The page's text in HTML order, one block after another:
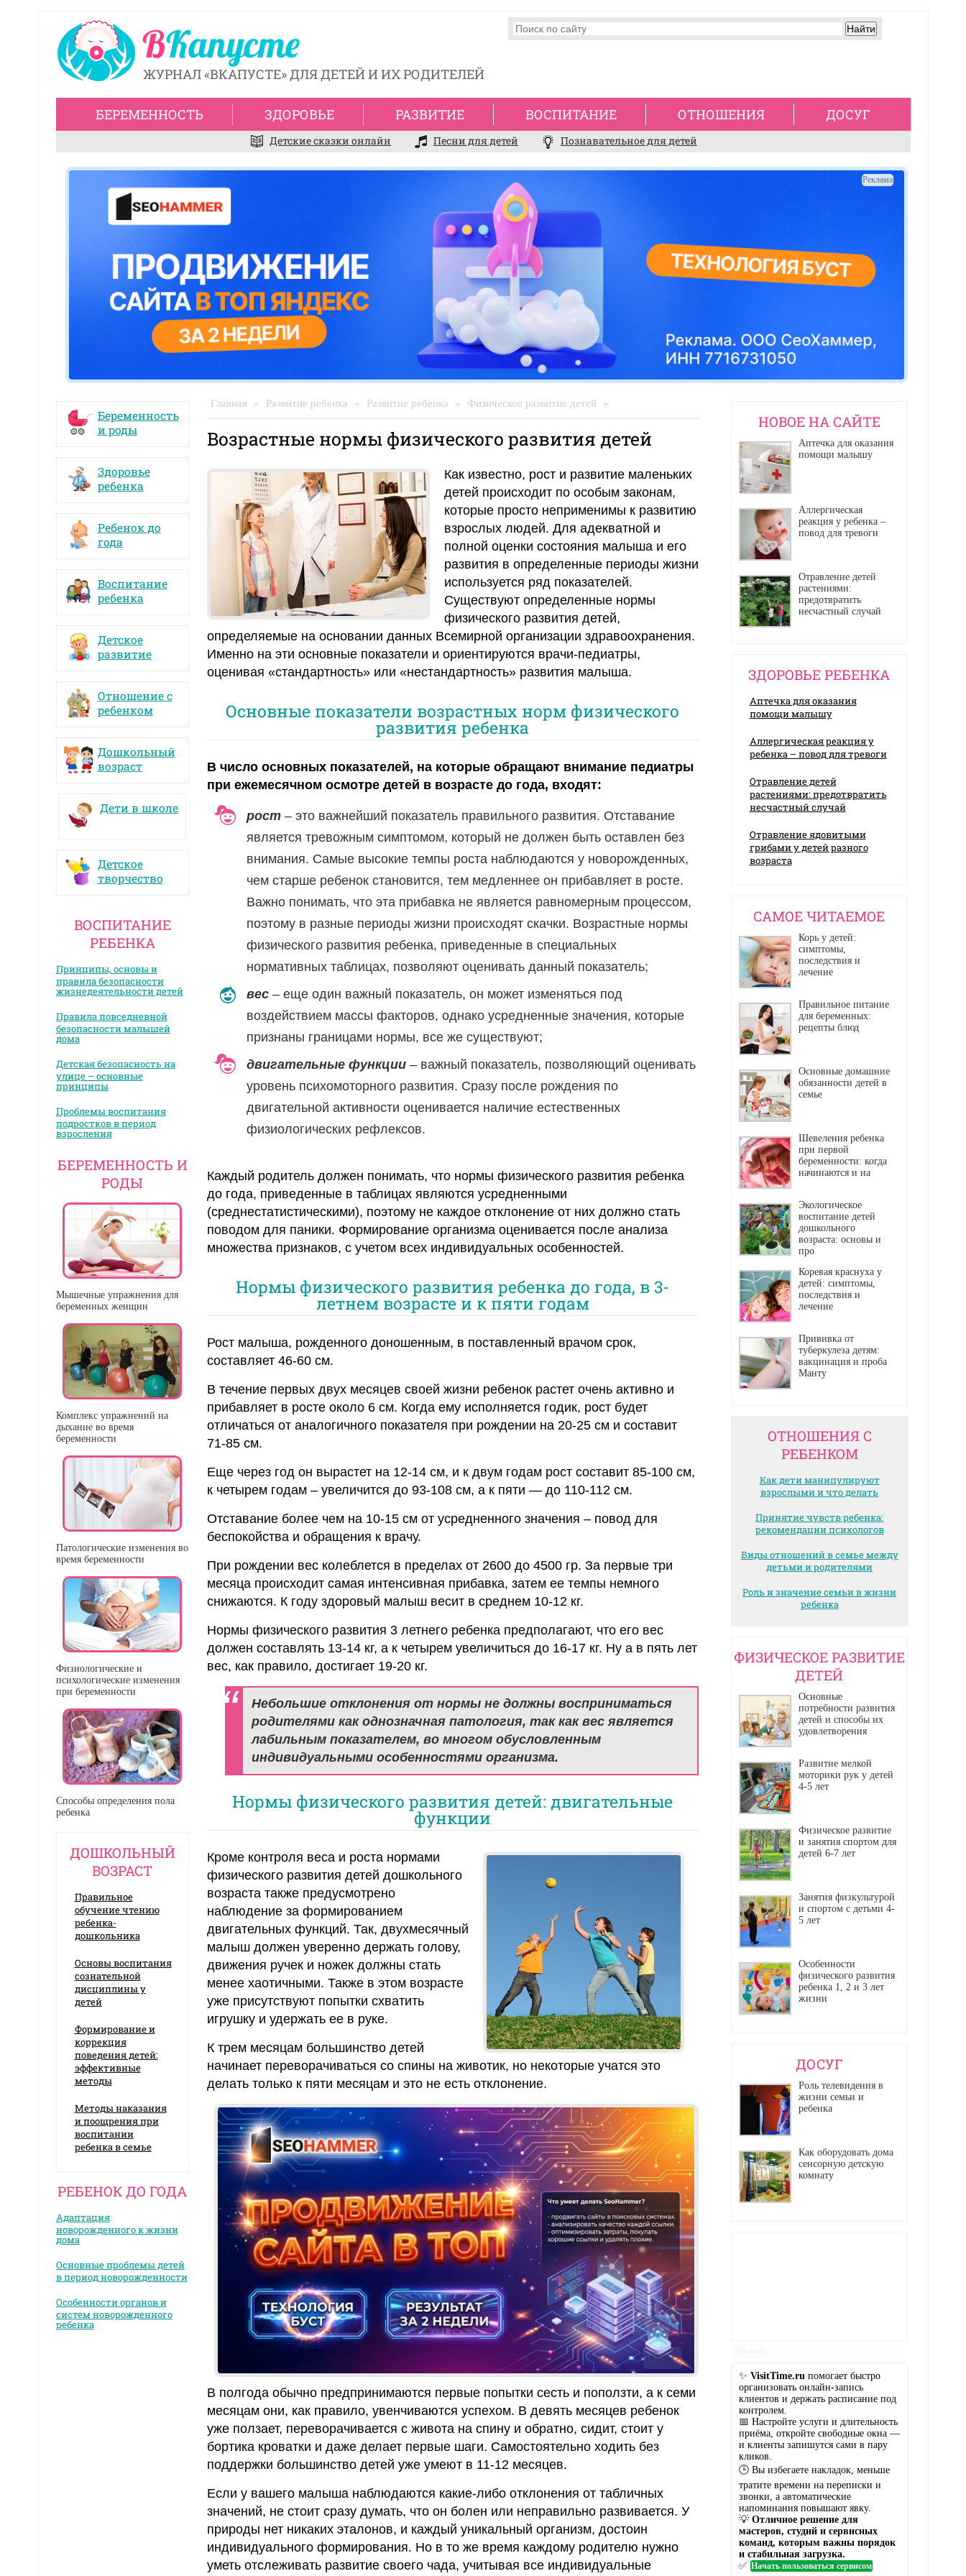
ЖУРНАЛ «ВКАПУСТЕ» ДЛЯ ДЕТЕЙ И ИХ РОДИТЕЛЕЙ
Реклама
Беременность
и роды
Здоровье
ребенка
Ребенок до
года
Воспитание
ребенка
Детское
развитие
Отношение с
ребенком
Дошкольный
возраст
Дети в школе
Детское
творчество
ВОСПИТАНИЕ
РЕБЕНКА
Принципы, основы и
правила безопасности
жизнедеятельности детей
Правила повседневной
безопасности малышей
дома
Детская безопасность на
улице – основные
принципы
Проблемы воспитания
подростков в период
взросления
БЕРЕМЕННОСТЬ И
РОДЫ
Мышечные упражнения для
беременных женщин
Комплекс упражнений на
дыхание во время
беременности
Патологические изменения во
время беременности
Физиологические и
психологические изменения
при беременности
Способы определения пола
ребенка
ДОШКОЛЬНЫЙ
ВОЗРАСТ
Правильное
обучение чтению
ребенка-
дошкольника
Основы воспитания
сознательной
дисциплины у
детей
Формирование и
коррекция
поведения детей:
эффективные
методы
Методы наказания
и поощрения при
воспитании
ребенка в семье
РЕБЕНОК ДО ГОДА
Адаптация
новорожденного к жизни
дома
Основные проблемы детей
в период новорожденности
Особенности органов и
систем новорожденного
ребенка
Главная » Развитие ребенка » Развитие ребенка » Физическое развитие детей »
Возрастные нормы физического развития детей
Как известно, рост и развитие маленьких
детей происходит по особым законам,
которые просто неприменимы к развитию
взрослых людей. Для адекватной и
полной оценки состояния малыша и его
развития в определенные периоды жизни
используется ряд показателей.
Существуют определенные нормы
физического развития детей,
определяемые на основании данных Всемирной организации здравоохранения.
Именно на эти основные показатели и ориентируются врачи-педиатры,
оценивая «стандартность» или «нестандартность» развития малыша.
Основные показатели возрастных норм физического
развития ребенка
В число основных показателей, на которые обращают внимание педиатры
при ежемесячном осмотре детей в возрасте до года, входят:
рост– это важнейший показатель правильного развития. Отставание
является тревожным симптомом, который не должен быть оставлен без
внимания. Самые высокие темпы роста наблюдаются у новорожденных,
чем старше ребенок становится, тем медленнее он прибавляет в росте.
Важно понимать, что эта прибавка не является равномерным процессом,
поэтому в разные периоды жизни происходят скачки. Возрастные нормы
физического развития ребенка, приведенные в специальных
нормативных таблицах, позволяют оценивать данный показатель;
вес– еще один важный показатель, он может изменяться под
воздействием массы факторов, однако усредненные значения, которые
признаны границами нормы, все же существуют;
двигательные функции– важный показатель, позволяющий оценивать
уровень психомоторного развития. Сразу после рождения по
двигательной активности оценивается наличие естественных
физиологических рефлексов.
Каждый родитель должен понимать, что нормы физического развития ребенка
до года, приведенные в таблицах являются усредненными
(среднестатистическими), поэтому не каждое отклонение от них должно стать
поводом для паники. Формирование организма оценивается после анализа
множества признаков, с учетом всех индивидуальных особенностей.
Нормы физического развития ребенка до года, в 3-
летнем возрасте и к пяти годам
Рост малыша, рожденного доношенным, в поставленный врачом срок,
составляет 46-60 см.
В течение первых двух месяцев своей жизни ребенок растет очень активно и
прибавляет в росте около 6 см. Когда ему исполняется годик, рост будет
отличаться от аналогичного показателя при рождении на 20-25 см и составит
71-85 см.
Еще через год он вырастет на 12-14 см, и к двум годам рост составит 85-100 см,
к четырем годам – увеличится до 93-108 см, а к пяти — до 110-112 см.
Отставание более чем на 10-15 см от усредненного значения – повод для
беспокойства и обращения к врачу.
При рождении вес колеблется в пределах от 2600 до 4500 гр. За первые три
месяца происходит самая интенсивная прибавка, затем ее темпы немного
снижаются. К году здоровый малыш весит в среднем 10-12 кг.
Нормы физического развития 3 летнего ребенка предполагают, что его вес
должен составлять 13-14 кг, а к четырем увеличиться до 16-17 кг. Ну а в пять лет
вес, как правило, достигает 19-20 кг.
Небольшие отклонения от нормы не должны восприниматься
родителями как однозначная патология, так как вес является
лабильным показателем, во многом обусловленным
индивидуальными особенностями организма.
Нормы физического развития детей: двигательные
функции
Кроме контроля веса и роста нормами
физического развития детей дошкольного
возраста также предусмотрено
наблюдение за формированием
двигательных функций. Так, двухмесячный
малыш должен уверенно держать голову,
движения ручек и ножек должны стать
менее хаотичными. Также в этом возрасте
уже присутствуют попытки схватить
игрушку и удержать ее в руке.
К трем месяцам большинство детей
начинает переворачиваться со спины на животик, но некоторые учатся это
делать только к пяти месяцам и это не есть отклонение.
Реклама
В полгода обычно предпринимаются первые попытки сесть и поползти, а к семи
месяцам они, как правило, увенчиваются успехом. В девять месяцев ребенок
уже ползает, переворачивается с живота на спину и обратно, сидит, стоит у
бортика кроватки и даже делает первые шаги. Самостоятельно ходить без
поддержки большинство детей уже умеют в 11-12 месяцев.
Если у вашего малыша наблюдаются какие-либо отклонения от табличных
значений, не стоит сразу думать, что он болен или неправильно развивается. У
природы нет никаких эталонов, и каждый уникальный организм, достоин
индивидуального формирования. Но в то же время каждому родителю нужно
уметь отслеживать развитие своего чада, учитывая все индивидуальные
НОВОЕ НА САЙТЕ
Аптечка для оказания
помощи малышу
Аллергическая
реакция у ребенка –
повод для тревоги
Отравление детей
растениями:
предотвратить
несчастный случай
ЗДОРОВЬЕ РЕБЕНКА
Аптечка для оказания
помощи малышу
Аллергическая реакция у
ребенка – повод для тревоги
Отравление детей
растениями: предотвратить
несчастный случай
Отравление ядовитыми
грибами у детей разного
возраста
CАМОЕ ЧИТАЕМОЕ
Корь у детей:
симптомы,
последствия и
лечение
Правильное питание
для беременных:
рецепты блюд
Основные домашние
обязанности детей в
семье
Шевеления ребенка
при первой
беременности: когда
начинаются и на
Экологическое
воспитание детей
дошкольного
возраста: основы и
про
Коревая краснуха у
детей: симптомы,
последствия и
лечение
Прививка от
туберкулеза детям:
вакцинация и проба
Манту
ОТНОШЕНИЯ С
РЕБЕНКОМ
Как дети манипулируют
взрослыми и что делать
Принятие чувств ребенка:
рекомендации психологов
Виды отношений в семье между
детьми и родителями
Роль и значение семьи в жизни
ребенка
ФИЗИЧЕСКОЕ РАЗВИТИЕ
ДЕТЕЙ
Основные
потребности развития
детей и способы их
удовлетворения
Развитие мелкой
моторики рук у детей
4-5 лет
Физическое развитие
и занятия спортом для
детей 6-7 лет
Занятия физкультурой
и спортом с детьми 4-
5 лет
Особенности
физического развития
ребенка 1, 2 и 3 лет
жизни
ДОСУГ
Роль телевидения в
жизни семьи и
ребенка
Как оборудовать дома
сенсорную детскую
комнату
✨ VisitTime.ru помогает быстро
организовать онлайн-запись
клиентов и держать расписание под
контролем.
📅 Настройте услуги и длительность
приёма, откройте свободные окна —
и клиенты запишутся сами в пару
кликов.
🕒 Вы избегаете накладок, меньше
тратите времени на переписки и
звонки, а автоматические
напоминания повышают явку.
💡 Отличное решение для
мастеров, студий и сервисных
команд, которым важны порядок
и стабильная загрузка.
✅ Начать пользоваться сервисом
БЕРЕМЕННОСТЬ ЗДОРОВЬЕ РАЗВИТИЕ ВОСПИТАНИЕ ОТНОШЕНИЯ ДОСУГ
Детские сказки онлайн Песни для детей Познавательное для детей